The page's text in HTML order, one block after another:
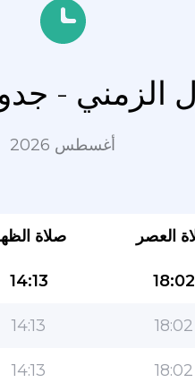
الزمني -
أغسطس 2026
صلاة العصر
14:13 18:02
14:13 18:02
14:13 18:02
التطبيق الأكثر شعبية للمسلمين!